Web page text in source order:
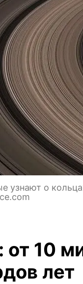
узнают о
от 10
лет